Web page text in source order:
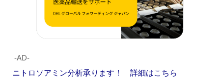
‐AD‐
ニトロソアミン分析承ります！ 詳細はこちら